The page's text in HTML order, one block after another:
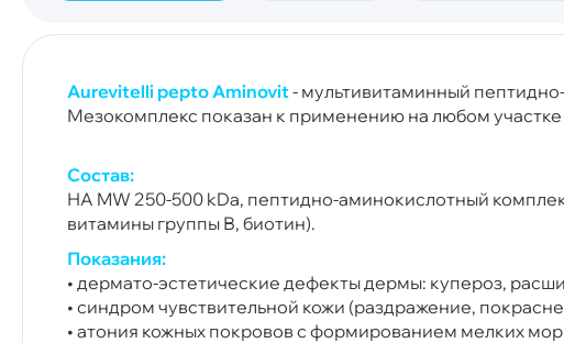
Aurevitelli pepto Aminovit- мультивитаминный
Мезокомплекс показан к применению на любом участке
Состав:
НA MW 250-500 kDa, пептидно-аминокислотный
витамины группы В, биотин).
Показания:
• дермато-эстетические дефекты дермы: купероз,
• синдром чувствительной кожи (раздражение,
• атония кожных покровов с формированием мелких